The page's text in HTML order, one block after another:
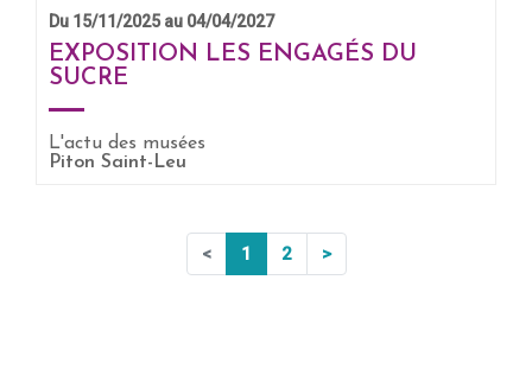
EN SAVOIR +
Du 15/11/2025 au 04/04/2027
EXPOSITION LES ENGAGÉS DU
SUCRE
L'actu des musées
Piton Saint-Leu
< 1 2 >